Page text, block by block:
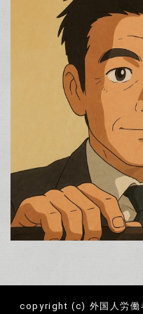
copyright (c) 外国人労働